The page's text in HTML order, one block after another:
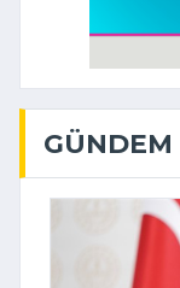
GÜNDEM